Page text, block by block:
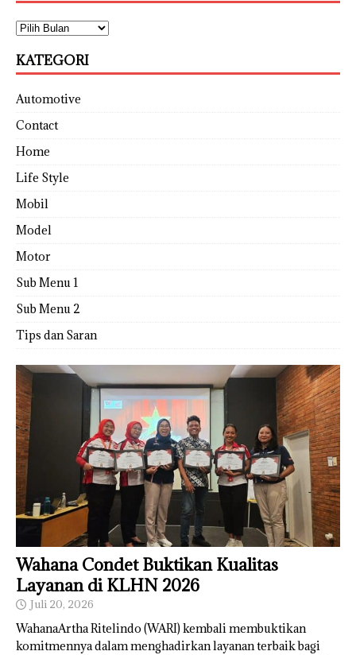
KATEGORI
Automotive
Contact
Home
Life Style
Mobil
Model
Motor
Sub Menu 1
Sub Menu 2
Tips dan Saran
Wahana Condet Buktikan Kualitas
Layanan di KLHN 2026
Juli 20, 2026
WahanaArtha Ritelindo (WARI) kembali membuktikan
komitmennya dalam menghadirkan layanan terbaik bagi